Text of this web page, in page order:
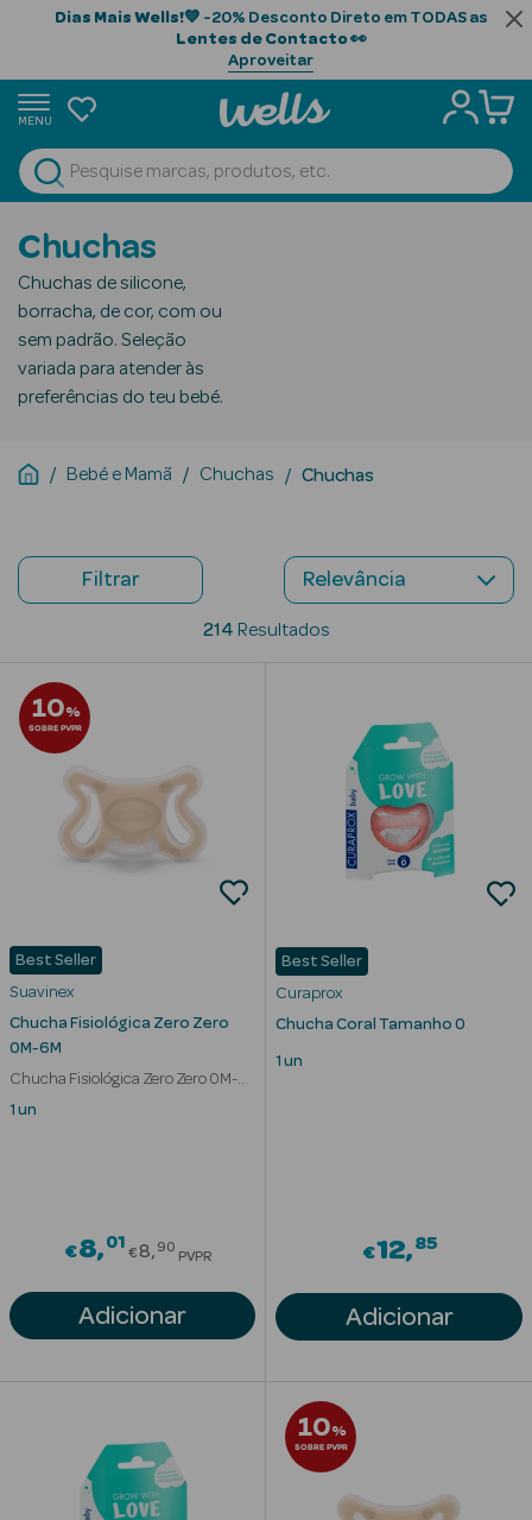
Dias Mais Wells!💙 -20% Desconto Direto em TODAS as
Lentes de Contacto👀
Aproveitar
MENU
Ver Tudo
Beauty Season
Cabelo
Profissional
Beauty Season
Beauty Season
Beauty Season
Cuidados de
Beauty Season
Maquilhagem
Beauty Season
Maquilhagem
Luxo
Beauty Season
Perfumes
Beauty Season
Solares
Chuchas
Chuchas de silicone,
borracha, de cor, com ou
sem padrão. Seleção
variada para atender às
preferências do teu bebé.
Bebé e Mamã Chuchas Chuchas
Filtrar
214 Resultados
10%
SOBRE PVPR
Best Seller
Suavinex
Chucha Fisiológica Zero Zero
0M-6M
Chucha Fisiológica Zero Zero 0M-
6M
1 un
€8 01Price reduced from
€8 90
PVPR
Adicionar
Best Seller
Curaprox
Chucha Coral Tamanho 0
1 un
€12 85
Adicionar
10%
SOBRE PVPR